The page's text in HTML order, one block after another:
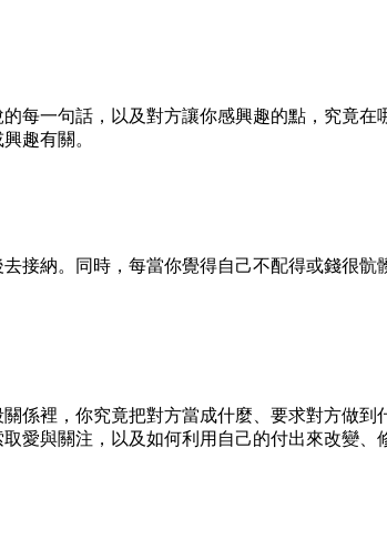
一句話，以及對方讓你感興趣的點，究竟在
趣有關。
納。同時，每當你覺得自己不配得或錢很骯
裡，你究竟把對方當成什麼、要求對方做到
愛與關注，以及如何利用自己的付出來改變、